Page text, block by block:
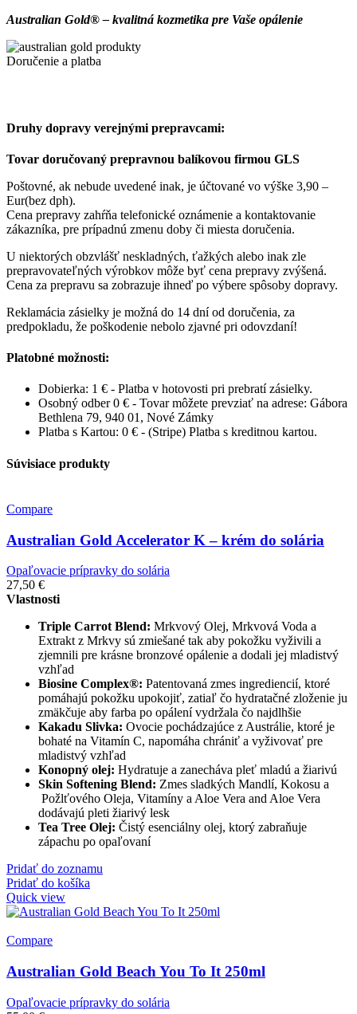
Australian Gold® – kvalitná kozmetika pre Vaše opálenie
Doručenie a platba
Druhy dopravy verejnými prepravcami:
Tovar doručovaný prepravnou balíkovou firmou GLS
Poštovné, ak nebude uvedené inak, je účtované vo výške 3,90 –
Eur(bez dph).
Cena prepravy zahŕňa telefonické oznámenie a kontaktovanie
zákazníka, pre prípadnú zmenu doby či miesta doručenia.
U niektorých obzvlášť neskladných, ťažkých alebo inak zle
prepravovateľných výrobkov môže byť cena prepravy zvýšená.
Cena za prepravu sa zobrazuje ihneď po výbere spôsoby dopravy.
Reklamácia zásielky je možná do 14 dní od doručenia, za
predpokladu, že poškodenie nebolo zjavné pri odovzdaní!
Platobné možnosti:
Dobierka: 1 € - Platba v hotovosti pri prebratí zásielky.
Osobný odber 0 € - Tovar môžete prevziať na adrese: Gábora
Bethlena 79, 940 01, Nové Zámky
Platba s Kartou: 0 € - (Stripe) Platba s kreditnou kartou.
Súvisiace produkty
Compare
Australian Gold Accelerator K – krém do solária
Opaľovacie prípravky do solária
27,50 €
Vlastnosti
Triple Carrot Blend: Mrkvový Olej, Mrkvová Voda a
Extrakt z Mrkvy sú zmiešané tak aby pokožku vyživili a
zjemnili pre krásne bronzové opálenie a dodali jej mladistvý
vzhľad
Biosine Complex®: Patentovaná zmes ingrediencií, ktoré
pomáhajú pokožku upokojiť, zatiaľ čo hydratačné zloženie ju
zmäkčuje aby farba po opálení vydržala čo najdlhšie
Kakadu Slivka: Ovocie pochádzajúce z Austrálie, ktoré je
bohaté na Vitamín C, napomáha chrániť a vyživovať pre
mladistvý vzhľad
Konopný olej: Hydratuje a zanecháva pleť mladú a žiarivú
Skin Softening Blend: Zmes sladkých Mandlí, Kokosu a
Požlťového Oleja, Vitamíny a Aloe Vera and Aloe Vera
dodávajú pleti žiarivý lesk
Tea Tree Olej: Čistý esenciálny olej, ktorý zabraňuje
zápachu po opaľovaní
Pridať do zoznamu
Pridať do košíka
Quick view
Compare
Australian Gold Beach You To It 250ml
Opaľovacie prípravky do solária